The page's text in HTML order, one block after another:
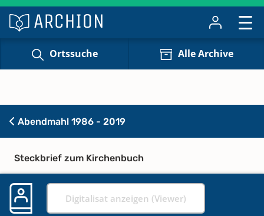
Ortssuche Alle Archive
Abendmahl 1986 - 2019
Steckbrief zum Kirchenbuch
Digitalisat anzeigen (Viewer)